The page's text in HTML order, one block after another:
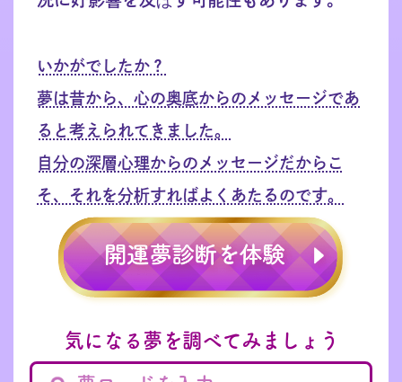
いかがでしたか？
夢は昔から、心の奥底からのメッセージであ
ると考えられてきました。
自分の深層心理からのメッセージだからこ
そ、それを分析すればよくあたるのです。
気になる夢を調べてみましょう